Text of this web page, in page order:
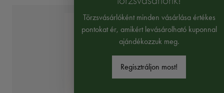
Törzsvásárlóként minden vásárlása értékes
pontokat ér, amikért levásárolható kuponnal
ajándékozzuk meg.
Regisztráljon most!